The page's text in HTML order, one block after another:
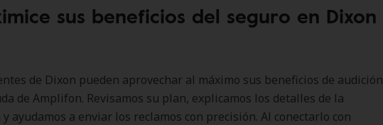
sus beneficios del seguro en Dixon
de Dixon pueden aprovechar al máximo sus beneficios de audición
de Amplifon. Revisamos su plan, explicamos los detalles de la
ayudamos a enviar los reclamos con precisión. Al conectarlo con